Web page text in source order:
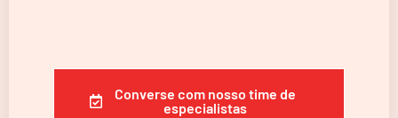
Converse com nosso time de
especialistas